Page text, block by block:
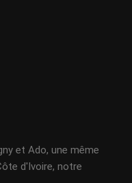
et Ado, une même
d'Ivoire, notre